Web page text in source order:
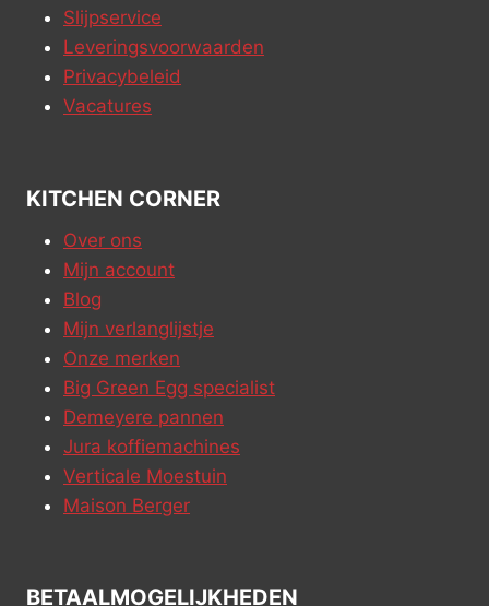
Slijpservice
Leveringsvoorwaarden
Privacybeleid
Vacatures
KITCHEN CORNER
Over ons
Mijn account
Blog
Mijn verlanglijstje
Onze merken
Big Green Egg specialist
Demeyere pannen
Jura koffiemachines
Verticale Moestuin
Maison Berger
BETAALMOGELIJKHEDEN